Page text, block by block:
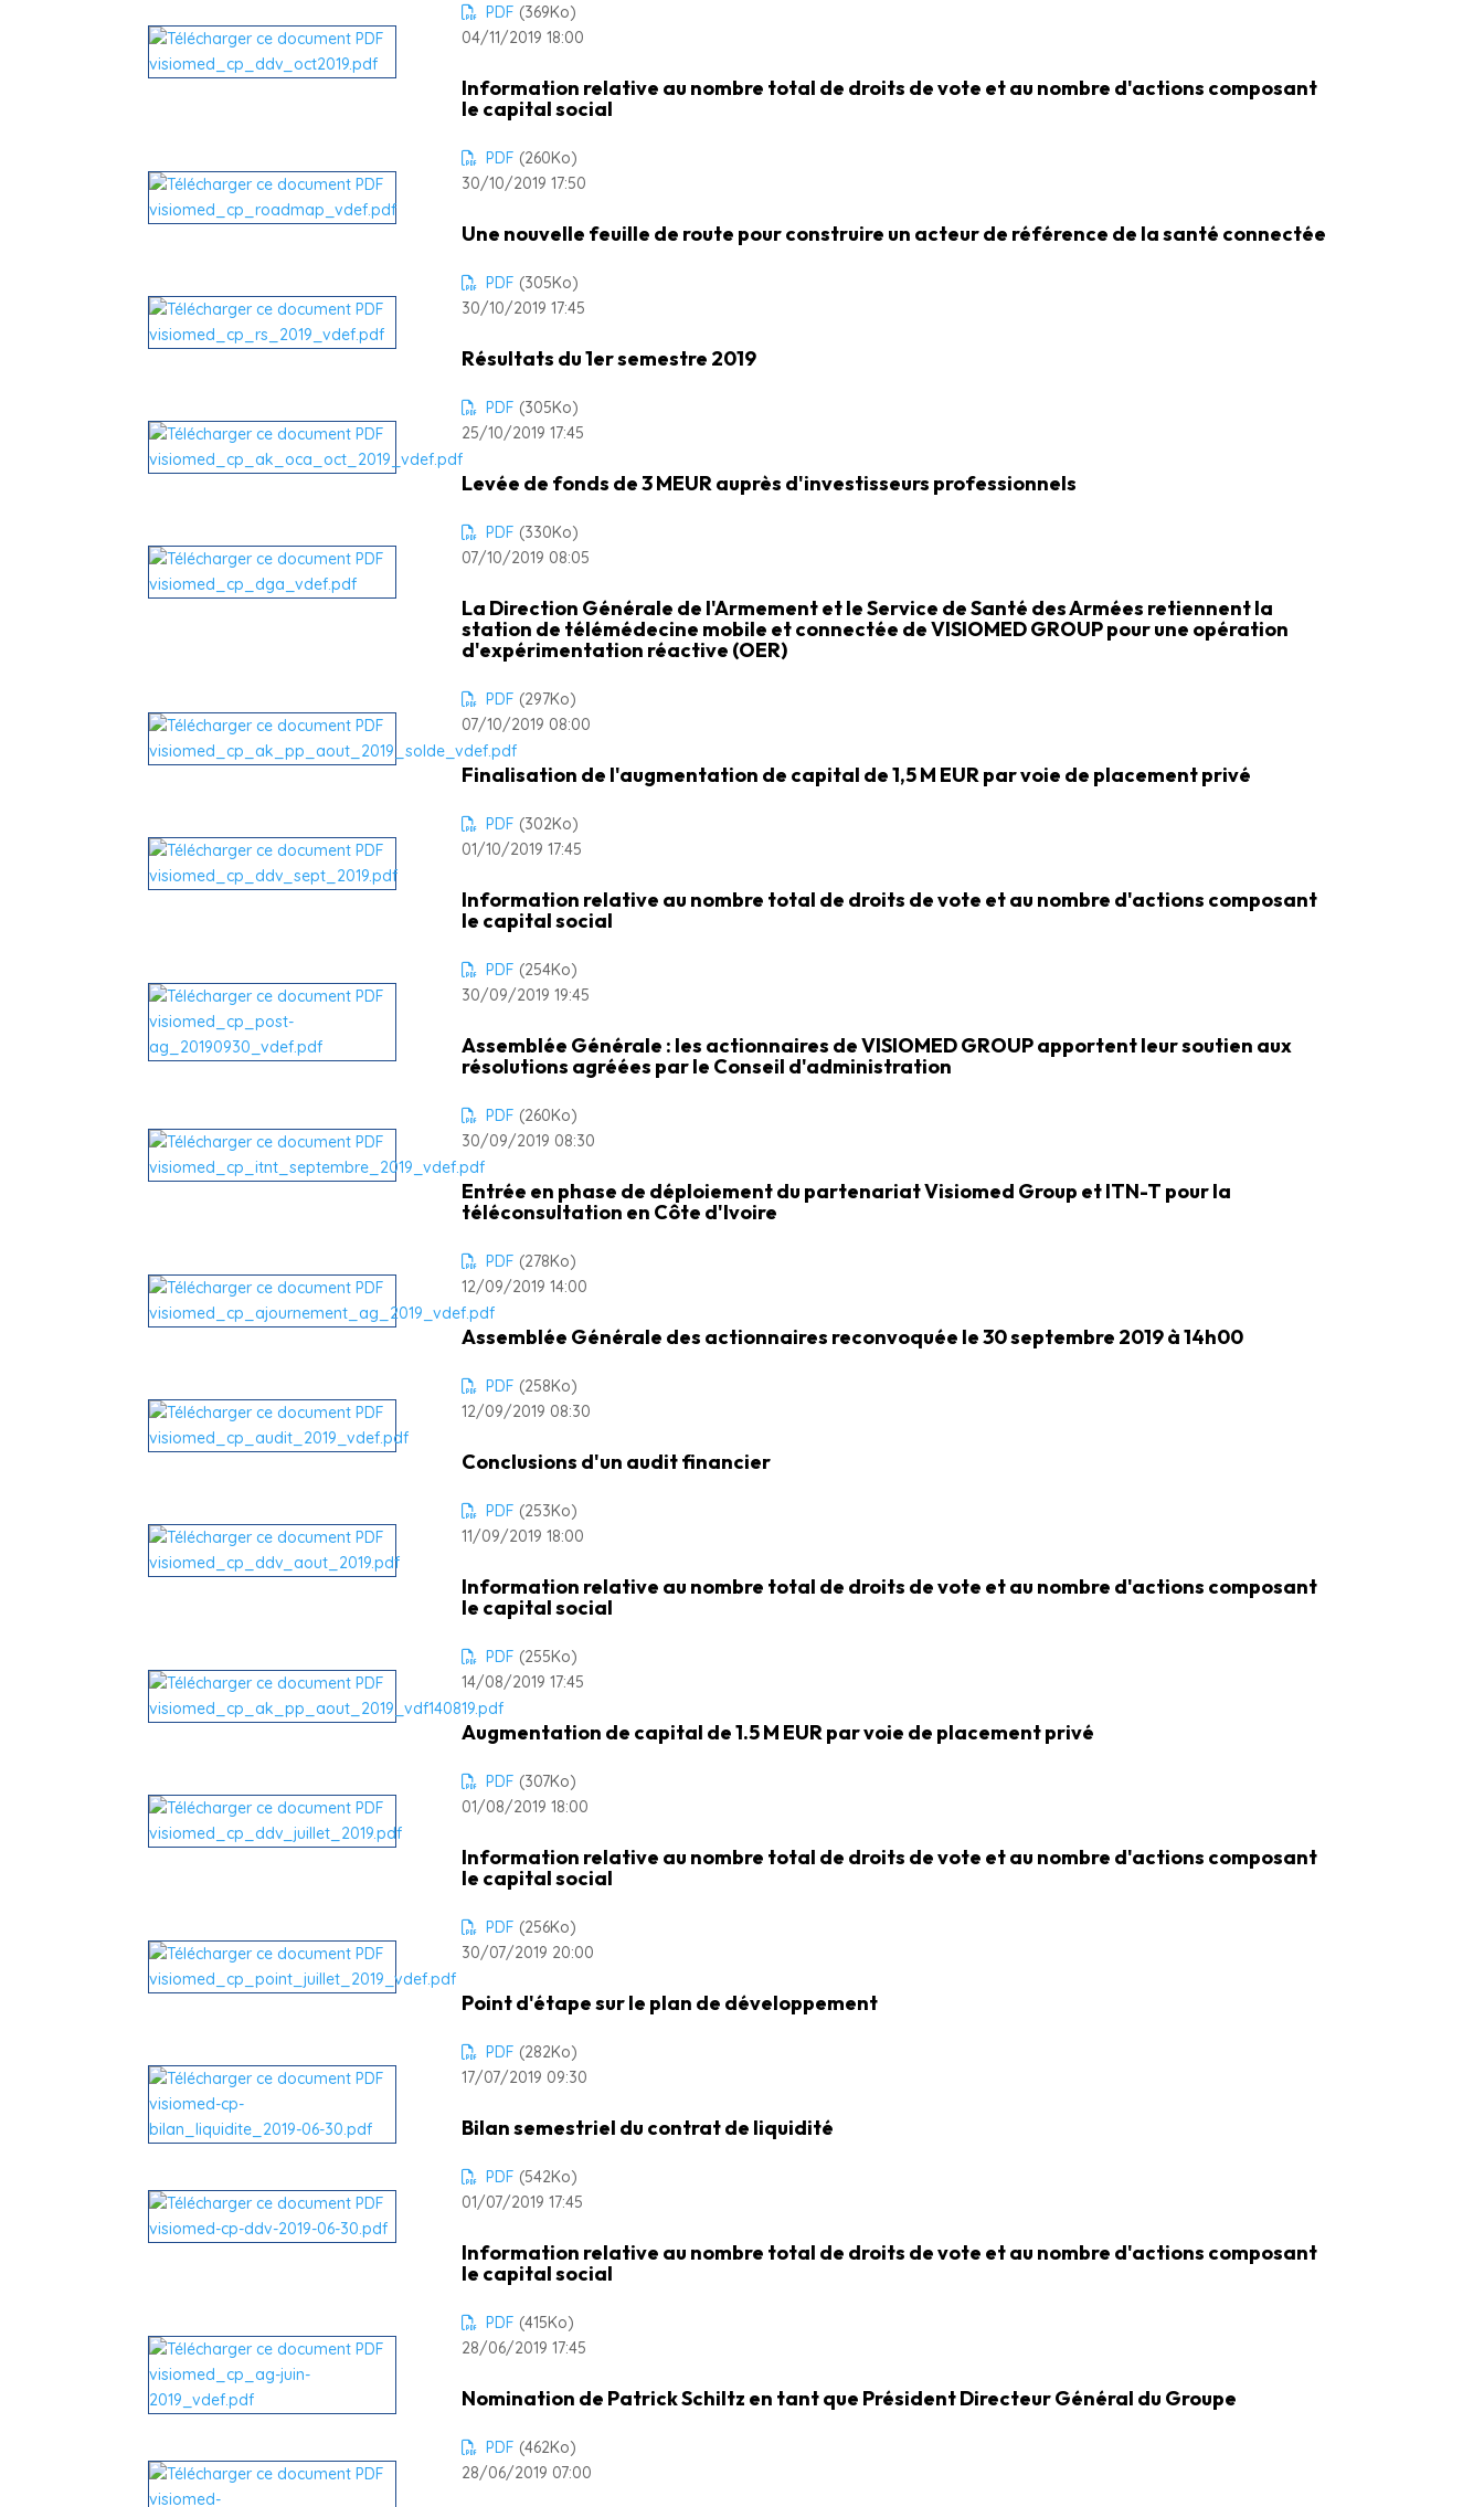
PDF (369Ko)
04/11/2019 18:00
Information relative au nombre total de droits de vote et au nombre d'actions composant
le capital social
PDF (260Ko)
30/10/2019 17:50
Une nouvelle feuille de route pour construire un acteur de référence de la santé connectée
PDF (305Ko)
30/10/2019 17:45
Résultats du 1er semestre 2019
PDF (305Ko)
25/10/2019 17:45
Levée de fonds de 3 MEUR auprès d'investisseurs professionnels
PDF (330Ko)
07/10/2019 08:05
La Direction Générale de l'Armement et le Service de Santé des Armées retiennent la
station de télémédecine mobile et connectée de VISIOMED GROUP pour une opération
d'expérimentation réactive (OER)
PDF (297Ko)
07/10/2019 08:00
Finalisation de l'augmentation de capital de 1,5 M EUR par voie de placement privé
PDF (302Ko)
01/10/2019 17:45
Information relative au nombre total de droits de vote et au nombre d'actions composant
le capital social
PDF (254Ko)
30/09/2019 19:45
Assemblée Générale : les actionnaires de VISIOMED GROUP apportent leur soutien aux
résolutions agréées par le Conseil d'administration
PDF (260Ko)
30/09/2019 08:30
Entrée en phase de déploiement du partenariat Visiomed Group et ITN-T pour la
téléconsultation en Côte d'Ivoire
PDF (278Ko)
12/09/2019 14:00
Assemblée Générale des actionnaires reconvoquée le 30 septembre 2019 à 14h00
PDF (258Ko)
12/09/2019 08:30
Conclusions d'un audit financier
PDF (253Ko)
11/09/2019 18:00
Information relative au nombre total de droits de vote et au nombre d'actions composant
le capital social
PDF (255Ko)
14/08/2019 17:45
Augmentation de capital de 1.5 M EUR par voie de placement privé
PDF (307Ko)
01/08/2019 18:00
Information relative au nombre total de droits de vote et au nombre d'actions composant
le capital social
PDF (256Ko)
30/07/2019 20:00
Point d'étape sur le plan de développement
PDF (282Ko)
17/07/2019 09:30
Bilan semestriel du contrat de liquidité
PDF (542Ko)
01/07/2019 17:45
Information relative au nombre total de droits de vote et au nombre d'actions composant
le capital social
PDF (415Ko)
28/06/2019 17:45
Nomination de Patrick Schiltz en tant que Président Directeur Général du Groupe
PDF (462Ko)
28/06/2019 07:00